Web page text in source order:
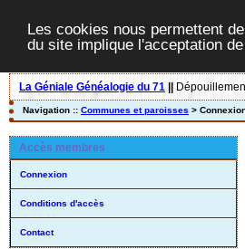
Les cookies nous permettent
du site implique l'acceptation
La Géniale Généalogie du 71
Navigation :: Communes et paroisses >
Accès membres
Connexion
Conditions d'accès
Contact